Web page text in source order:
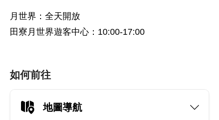
月世界：全天開放
田寮月世界遊客中心：10:00-17:00
如何前往
地圖導航